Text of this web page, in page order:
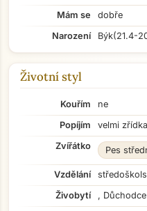
Mám se
dobře
Narození
Býk(21.4-
Životní styl
Kouřím
ne
Popíjím
velmi zřídka
Zvířátko
Pes
Vzdělání
Živobytí
, Důchodce